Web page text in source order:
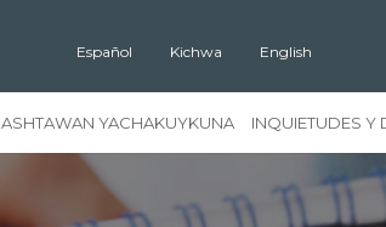
Español
Kichwa English
ASHTAWAN YACHAKUYKUNA INQUIETUDES Y